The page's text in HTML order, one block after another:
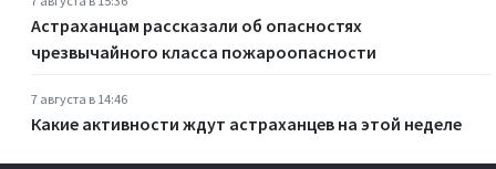
Астраханцам рассказали об опасностях
чрезвычайного класса пожароопасности
7 августа в 14:46
Какие активности ждут астраханцев на этой неделе